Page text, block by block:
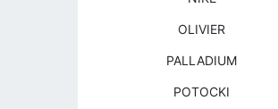
OLIVIER
PALLADIUM
POTOCKI